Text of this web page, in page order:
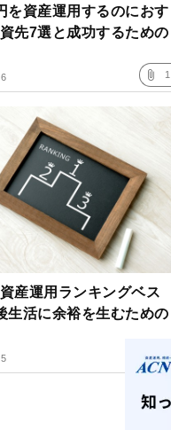
を資産運用するのにおす
先7選と成功するための
1
産運用ランキングベス
生活に余裕を生むための
0